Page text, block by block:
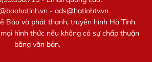
- ads@hatinhtv.vn
Báo và phát thanh, truyền hình Hà Tĩnh.
hình thức nếu không có sự chấp thuận
bằng văn bản.